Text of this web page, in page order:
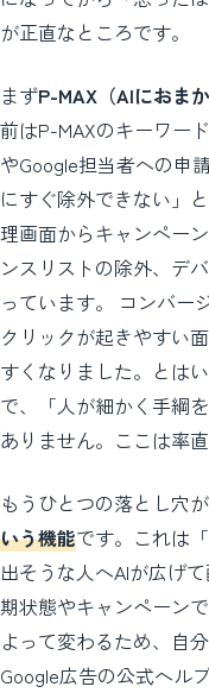
が正直なところです。
まずP-MAX（AIにおま
前はP-MAXのキーワー
やGoogle担当者への申
にすぐ除外できない」
理画面からキャンペー
ンスリストの除外、デ
っています。 コンバー
クリックが起きやすい
すくなりました。とは
で、「人が細かく手綱
ありません。ここは率
もうひとつの落とし穴が
いう機能です。これは
出そうな人へAIが広げ
期状態やキャンペーン
よって変わるため、自
Google広告の公式ヘル